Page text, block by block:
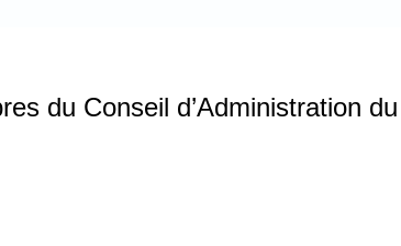
du Conseil d’Administration